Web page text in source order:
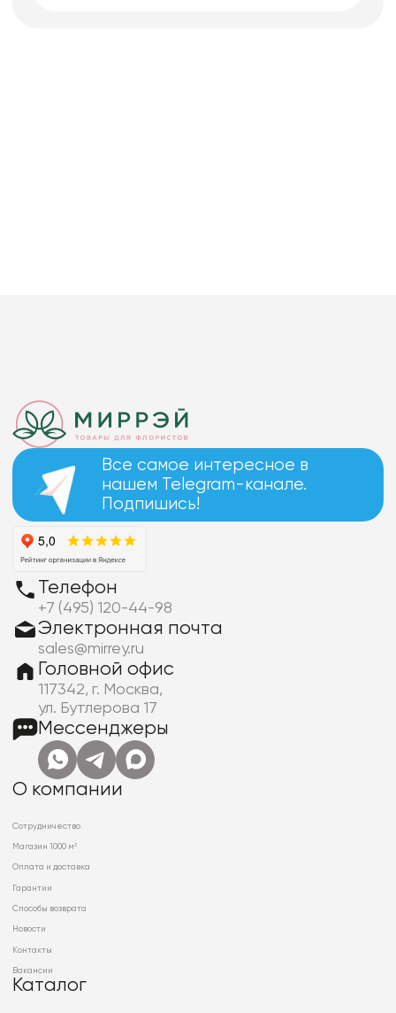
Все самое интересное в
нашем Telegram-канале.
Подпишись!
Телефон
+7 (495) 120-44-98
Электронная почта
sales@mirrey.ru
Головной офис
117342, г. Москва,
ул. Бутлерова 17
Мессенджеры
О компании
Сотрудничество
Магазин 1000 м²
Оплата и доставка
Гарантии
Способы возврата
Новости
Контакты
Вакансии
Каталог